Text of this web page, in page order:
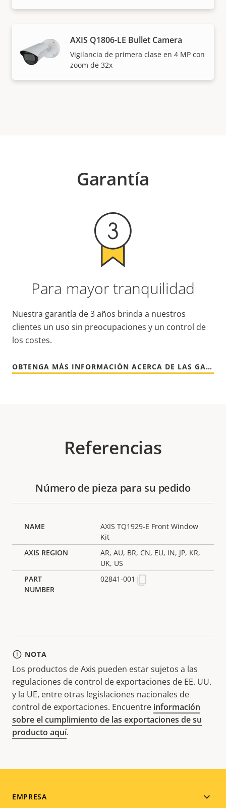
AXIS Q1806-LE Bullet Camera
Vigilancia de primera clase en 4 MP con
zoom de 32x
Garantía
Para mayor tranquilidad
Nuestra garantía de 3 años brinda a nuestros
clientes un uso sin preocupaciones y un control de
los costes.
OBTENGA MÁS INFORMACIÓN ACERCA DE LAS GARANTÍAS DE AXIS
Referencias
Número de pieza para su pedido
AXIS TQ1929-E Front Window
Kit
AR, AU, BR, CN, EU, IN, JP, KR,
UK, US
02841-001
NOTA
Los productos de Axis pueden estar sujetos a las
regulaciones de control de exportaciones de EE. UU.
y la UE, entre otras legislaciones nacionales de
control de exportaciones. Encuentre información
sobre el cumplimiento de las exportaciones de su
producto aquí.
Footer
EMPRESA